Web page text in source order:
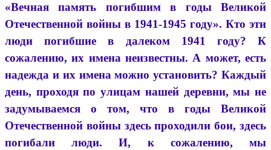
«Вечная память погибшим в годы Великой
Отечественной войны в 1941-1945 году». Кто эти
люди погибшие в далеком 1941 году? К
сожалению, их имена неизвестны. А может, есть
надежда и их имена можно установить? Каждый
день, проходя по улицам нашей деревни, мы не
задумываемся о том, что в годы Великой
Отечественной войны здесь проходили бои, здесь
погибали люди. И, к сожалению, мы